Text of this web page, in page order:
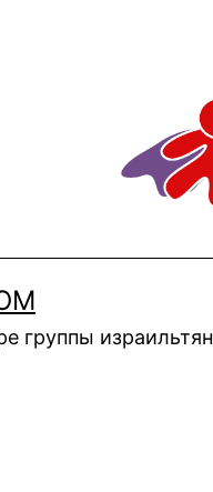
группы израильтян